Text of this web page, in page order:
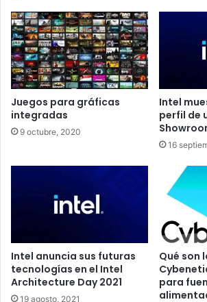
Nivel RAID 10
Nivel RAID 30
Nivel RAID 50
Nivel RAID 60
Nivel RAID 100
¿Qué pasa si falla un disco en RAID 0?
Qué es una RAID
configuración de
de disco duro que pueden trabajar de
. El término RAID provienen
inglés de:Redundant Array of
Dentro de los sistemas RAID
grupos:
Disk mirroring:Sistemas RAID que
Juegos para gráficas
integradas
9 octubre, 2020
Intel
perfil de
16
Intel anuncia sus futuras
tecnologías en el Intel
Architecture Day 2021
19 agosto, 2021
Qué son
para